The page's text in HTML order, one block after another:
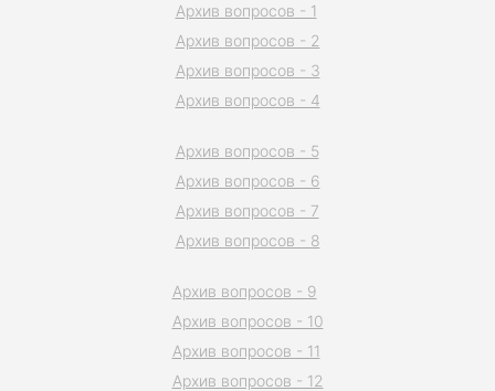
Архив вопросов - 1
Архив вопросов - 2
Архив вопросов - 3
Архив вопросов - 4
Архив вопросов - 5
Архив вопросов - 6
Архив вопросов - 7
Архив вопросов - 8
Архив вопросов - 9
Архив вопросов - 10
Архив вопросов - 11
Архив вопросов - 12